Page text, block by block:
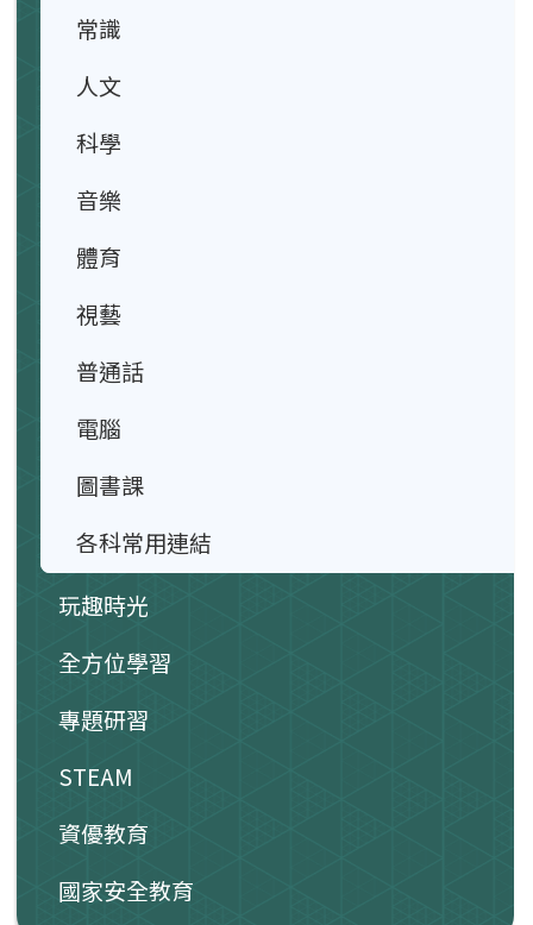
常識
人文
科學
音樂
體育
視藝
普通話
電腦
圖書課
各科常用連結
玩趣時光
全方位學習
專題研習
STEAM
資優教育
國家安全教育